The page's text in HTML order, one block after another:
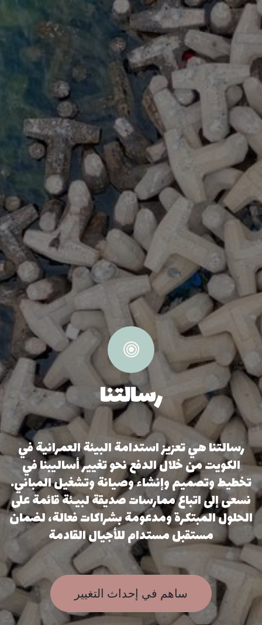
رسالتنا
رسالتنا هي تعزيز استدامة البيئة العمرانية في
الكويت من خلال الدفع نحو تغيير أساليبنا في
تخطيط وتصميم وإنشاء وصيانة وتشغيل المباني.
نسعى إلى اتباع ممارسات صديقة لبيـئة قائمة على
الحلول المبتكرة ومدعومة بشراكات فعالة، لضمان
مستقبل مستدام للأجيال القادمة
ساهم في إحداث التغيير